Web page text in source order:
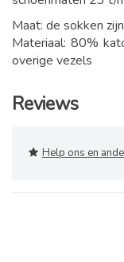
Maat: de sokken
Materiaal: 80%
overige vezels
Reviews
Help ons en